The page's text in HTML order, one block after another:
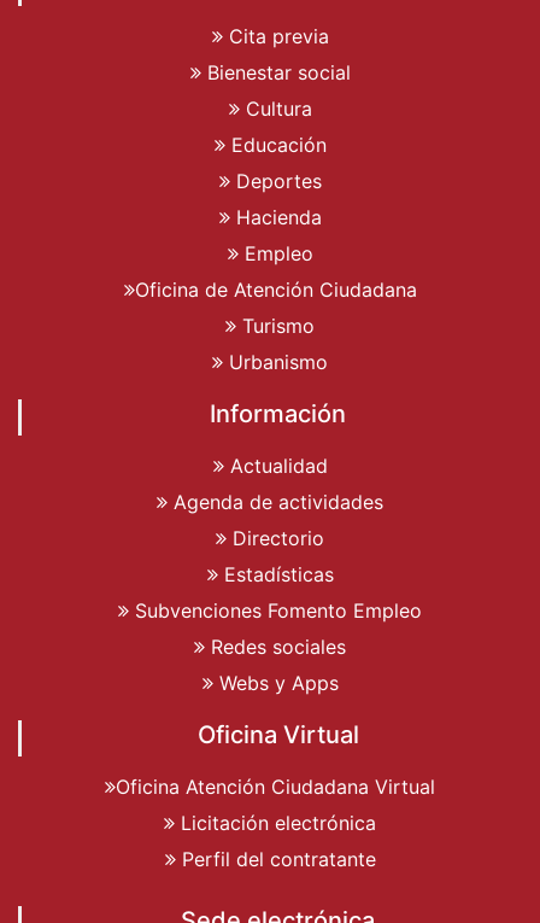
Cita previa
Bienestar social
Cultura
Educación
Deportes
Hacienda
Empleo
Oficina de Atención Ciudadana
Turismo
Urbanismo
Información
Actualidad
Agenda de actividades
Directorio
Estadísticas
Subvenciones Fomento Empleo
Redes sociales
Webs y Apps
Oficina Virtual
Oficina Atención Ciudadana Virtual
Licitación electrónica
Perfil del contratante